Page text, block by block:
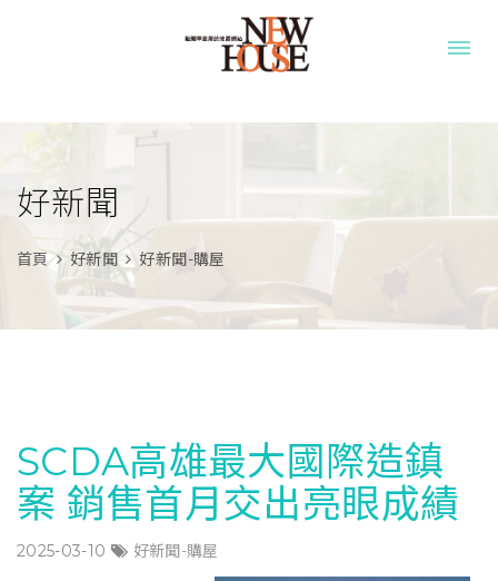
好新聞
首頁 好新聞 好新聞-購屋
SCDA高雄最大國際造鎮
案 銷售首月交出亮眼成績
2025-03-10 好新聞-購屋